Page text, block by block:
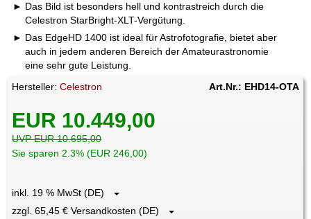
Das Bild ist besonders hell und kontrastreich durch die
Celestron StarBright-XLT-Vergütung.
Das EdgeHD 1400 ist ideal für Astrofotografie, bietet aber
auch in jedem anderen Bereich der Amateurastronomie
eine sehr gute Leistung.
Hersteller:Celestron Art.Nr.: EHD14-OTA
EUR 10.449,00
UVP EUR 10.695,00
Sie sparen 2.3% (EUR 246,00)
inkl. 19 % MwSt (DE)
zzgl. 65,45 € Versandkosten (DE)